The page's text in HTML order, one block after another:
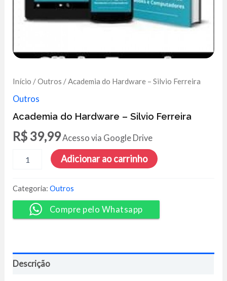
Início /Outros / Academia do Hardware – Silvio Ferreira
Outros
Academia do Hardware – Silvio Ferreira
R$ 39,99Acesso via Google Drive
-
Silvio
Ferreira
quantidade
Adicionar ao carrinho
Categoria:Outros
Compre pelo Whatsapp
Descrição